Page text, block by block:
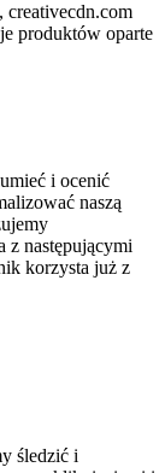
produktów oparte
i ocenić
naszą
z następującymi
korzysta już z
śledzić i